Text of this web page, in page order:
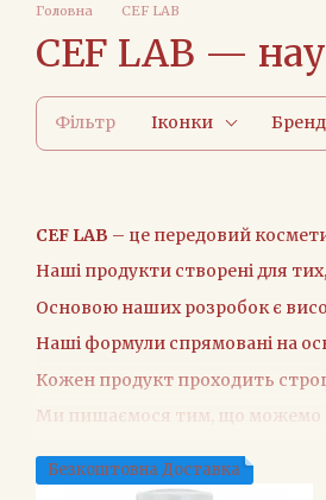
Головна CEF LAB
CEF LAB —
Фільтр Іконки Бренд
CEF LAB – це передовий
Наші продукти створені для
Основою наших розробок є
Наші формули спрямовані на
Кожен продукт проходить
Ми пишаємося тим, що можемо
Чому обрати CEF LAB?
Інноваційні Формули:
Наші
Безкоштовна Доставка